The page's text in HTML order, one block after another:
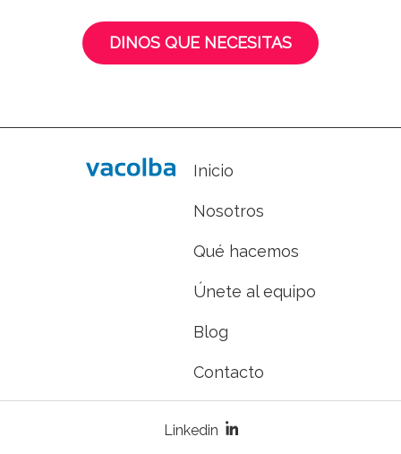
DINOS QUE NECESITAS
Teléfono
Inicio
Nosotros
Qué hacemos
Únete al equipo
Blog
Contacto
Linkedin